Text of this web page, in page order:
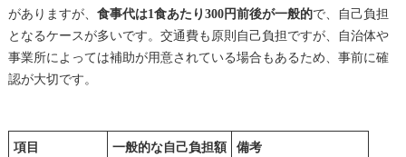
がありますが、 食事代は1食あたり300円前後が一般的で、自己負担
となるケースが多いです。交通費も原則自己負担ですが、自治体や
事業所によっては補助が用意されている場合もあるため、事前に確
認が大切です。
項目 一般的な自己負担額 備考